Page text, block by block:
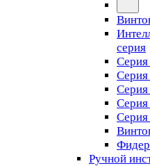
серия
Серия
Серия
Серия
Серия
Ручной